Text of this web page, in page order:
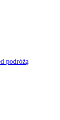
podróżą